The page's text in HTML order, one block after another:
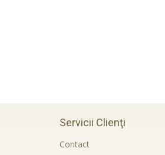
Servicii Clienţi
Contact